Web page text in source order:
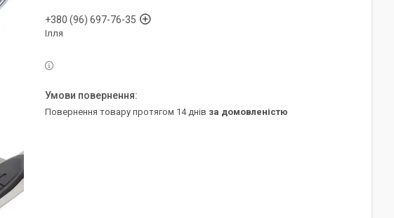
+380 (96) 697-76-35
Ілля
повернення товару протягом 14 днів за домовленістю